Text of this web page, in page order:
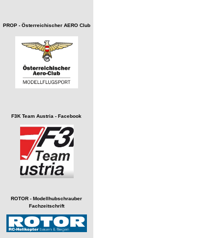
PROP - Österreichischer AERO Club
F3K Team Austria - Facebook
ROTOR - Modellhubschrauber
Fachzeitschrift